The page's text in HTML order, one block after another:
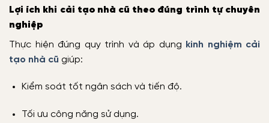
Lợi ích khi cải tạo nhà cũ theo đúng trình tự chuyên
nghiệp
Thực hiện đúng quy trình và áp dụng kinh nghiệm cải
tạo nhà cũ giúp:
Kiểm soát tốt ngân sách và tiến độ.
Tối ưu công năng sử dụng.